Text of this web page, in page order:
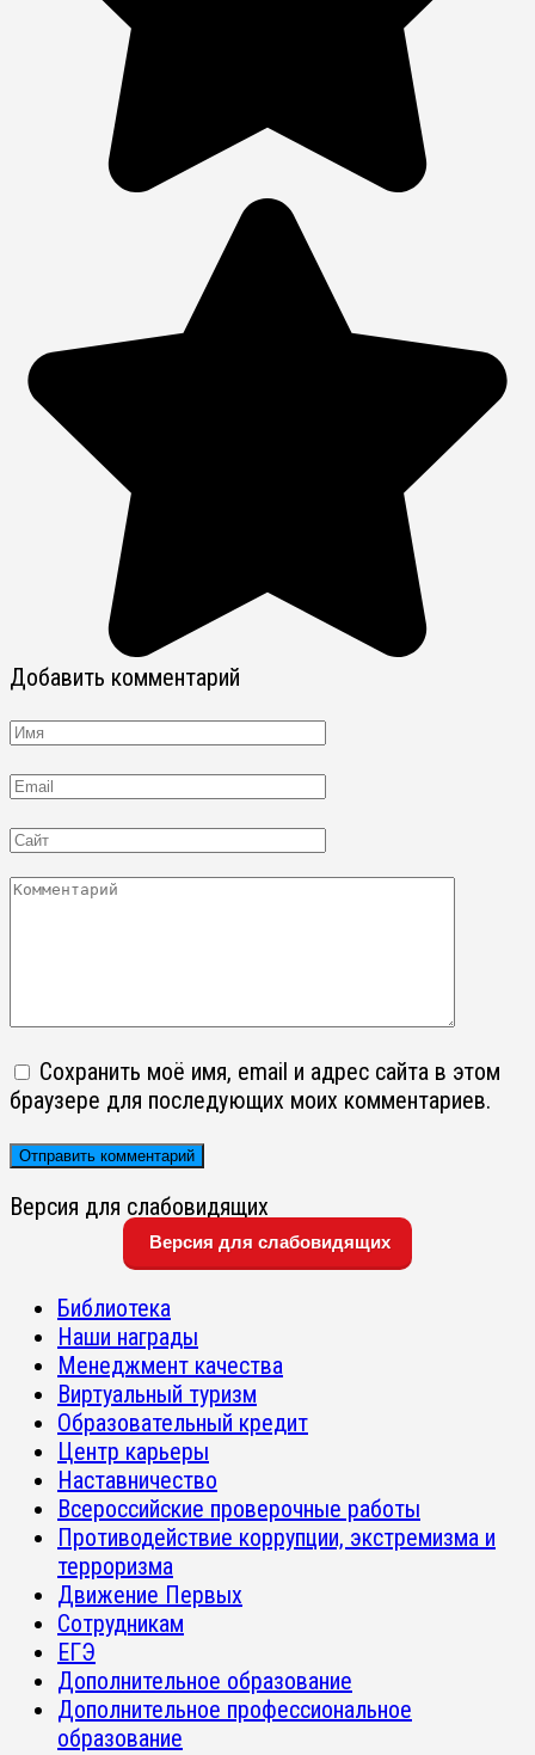
Добавить комментарий
Имя
Email
Сайт
Комментарий
Сохранить моё имя, email и адрес сайта в этом
браузере для последующих моих комментариев.
Версия для слабовидящих
Версия для слабовидящих
Библиотека
Наши награды
Менеджмент качества
Виртуальный туризм
Образовательный кредит
Центр карьеры
Наставничество
Всероссийские проверочные работы
Противодействие коррупции, экстремизма и
терроризма
Движение Первых
Сотрудникам
ЕГЭ
Дополнительное образование
Дополнительное профессиональное
образование